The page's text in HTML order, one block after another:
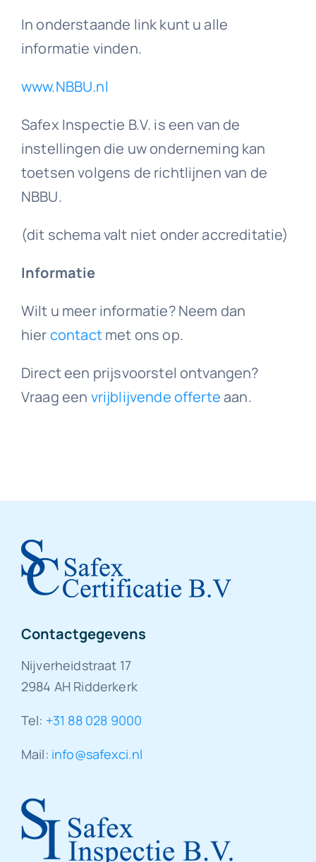
In onderstaande link kunt u alle
informatie vinden.
www.NBBU.nl
Safex Inspectie B.V. is een van de
instellingen die uw onderneming kan
toetsen volgens de richtlijnen van de
NBBU.
(dit schema valt niet onder accreditatie)
Informatie
Wilt u meer informatie? Neem dan
hiercontactmet ons op.
Direct een prijsvoorstel ontvangen?
Vraag een vrijblijvende offerteaan.
Contactgegevens
Nijverheidstraat 17
2984 AH Ridderkerk
Tel: +31 88 028 9000
Mail: info@safexci.nl